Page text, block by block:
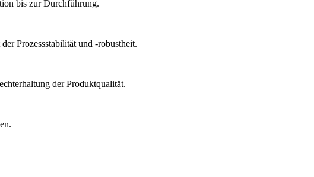
bis zur Durchführung.
Prozessstabilität und -robustheit.
der Produktqualität.